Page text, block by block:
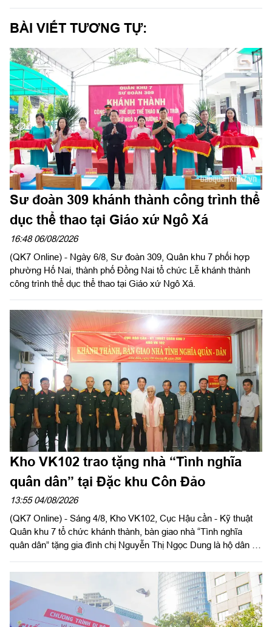
BÀI VIẾT TƯƠNG TỰ:
Sư đoàn 309 khánh thành công trình thể
dục thể thao tại Giáo xứ Ngô Xá
16:48 06/08/2026
(QK7 Online) - Ngày 6/8, Sư đoàn 309, Quân khu 7 phối hợp
phường Hố Nai, thành phố Đồng Nai tổ chức Lễ khánh thành
công trình thể dục thể thao tại Giáo xứ Ngô Xá.
Kho VK102 trao tặng nhà “Tình nghĩa
quân dân” tại Đặc khu Côn Đảo
13:55 04/08/2026
(QK7 Online) - Sáng 4/8, Kho VK102, Cục Hậu cần - Kỹ thuật
Quân khu 7 tổ chức khánh thành, bàn giao nhà “Tình nghĩa
quân dân” tặng gia đình chị Nguyễn Thị Ngọc Dung là hộ dân có
Đảo, Thành phố Hồ Chí Minh. Đại tá Phạm Ngọc Sơn, Chính
ủy Cục Hậu cần - Kỹ thuật Quân khu đến dự và phát biểu chúc
mừng.